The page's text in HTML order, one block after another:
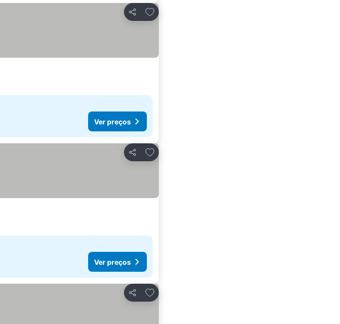
Partilhar
Adicionar aos favoritos
Ver preços
Partilhar
Adicionar aos favoritos
Ver preços
Partilhar
Adicionar aos favoritos